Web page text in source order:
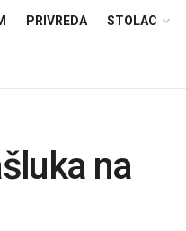
PRIVREDA STOLAC
na